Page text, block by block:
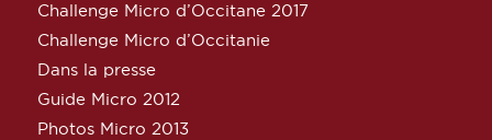
Challenge Micro d’Occitane 2017
Challenge Micro d’Occitanie
Dans la presse
Guide Micro 2012
Photos Micro 2013